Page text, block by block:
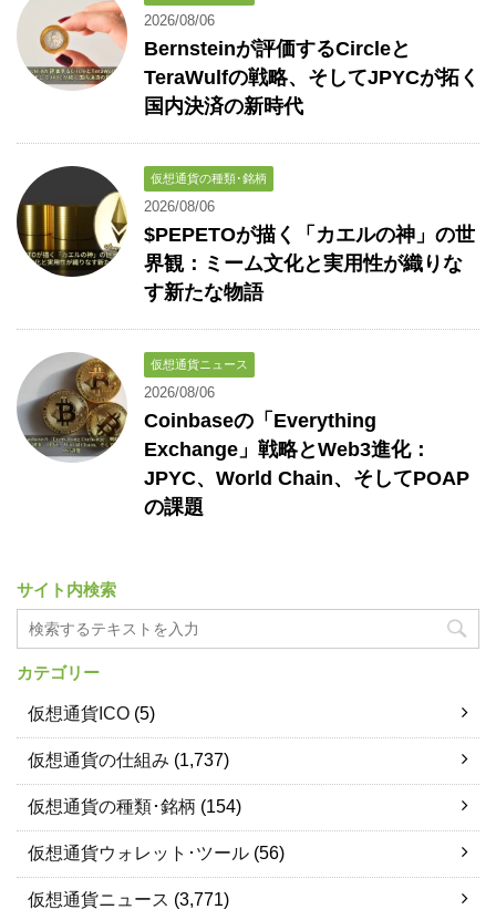
2026/08/06
Bernsteinが評価するCircleと
TeraWulfの戦略、そしてJPYCが拓く
国内決済の新時代
仮想通貨の種類･銘柄
2026/08/06
$PEPETOが描く「カエルの神」の世
界観：ミーム文化と実用性が織りな
す新たな物語
仮想通貨ニュース
2026/08/06
Coinbaseの「Everything
Exchange」戦略とWeb3進化：
JPYC、World Chain、そしてPOAP
の課題
サイト内検索
カテゴリー
仮想通貨ICO (5)
仮想通貨の仕組み (1,737)
仮想通貨の種類･銘柄 (154)
仮想通貨ウォレット･ツール (56)
仮想通貨ニュース (3,771)